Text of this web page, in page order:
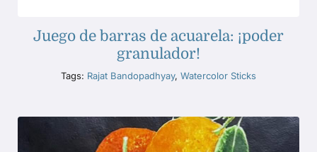
Juego de barras de acuarela: ¡poder
granulador!
Tags: Rajat Bandopadhyay, Watercolor Sticks